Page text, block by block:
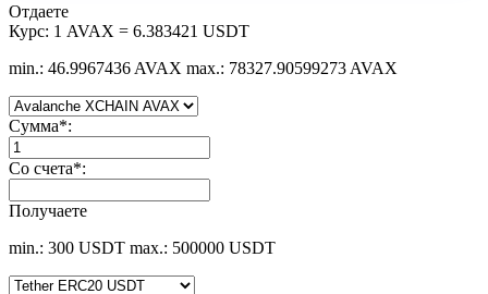
Отдаете
Курс: 1 AVAX = 6.383421 USDT
min.: 46.9967436 AVAX max.: 78327.90599273 AVAX
Сумма*:
Со счета*:
Получаете
min.: 300 USDT max.: 500000 USDT